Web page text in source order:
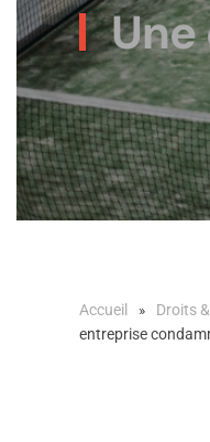
Une
Accueil Droits
entreprise